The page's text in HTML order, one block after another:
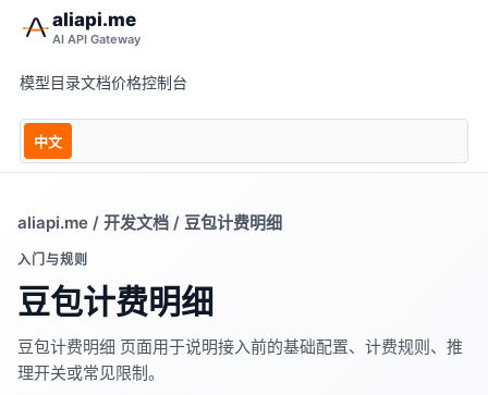
aliapi.me
AI API Gateway
模型目录文档价格控制台
中文
aliapi.me / 开发文档 / 豆包计费明细
入门与规则
豆包计费明细
豆包计费明细 页面用于说明接入前的基础配置、计费规则、推
理开关或常见限制。